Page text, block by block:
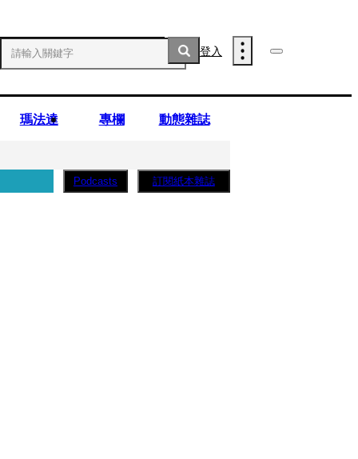
登入
瑪法達 專欄 動態雜誌
Podcasts 訂閱紙本雜誌